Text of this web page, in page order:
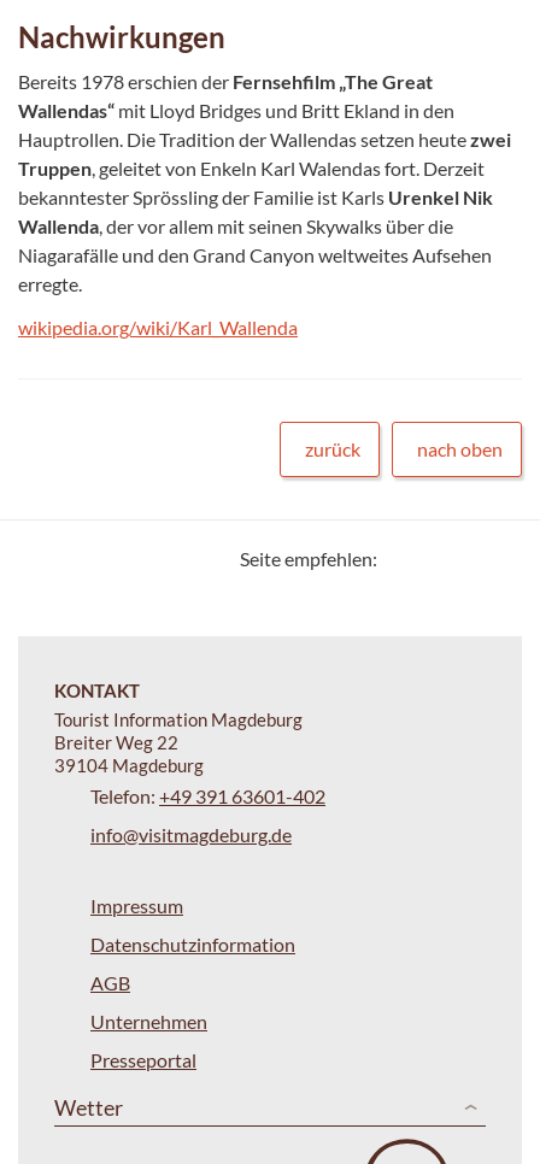
Nachwirkungen
Bereits 1978 erschien der Fernsehfilm „The Great
Wallendas“ mit Lloyd Bridges und Britt Ekland in den
Hauptrollen. Die Tradition der Wallendas setzen heutezwei
Truppen , geleitet von Enkeln Karl Walendas fort. Derzeit
bekanntester Sprössling der Familie ist Karls Urenkel Nik
Wallenda , der vor allem mit seinen Skywalks über die
Niagarafälle und den Grand Canyon weltweites Aufsehen
erregte.
wikipedia.org/wiki/Karl_Wallenda
zurück nach oben
Seite empfehlen:
KONTAKT
Tourist Information Magdeburg
Breiter Weg 22
39104 Magdeburg
Telefon: +49 391 63601-402
info@visitmagdeburg.de
Impressum
Datenschutzinformation
AGB
Unternehmen
Presseportal
Wetter